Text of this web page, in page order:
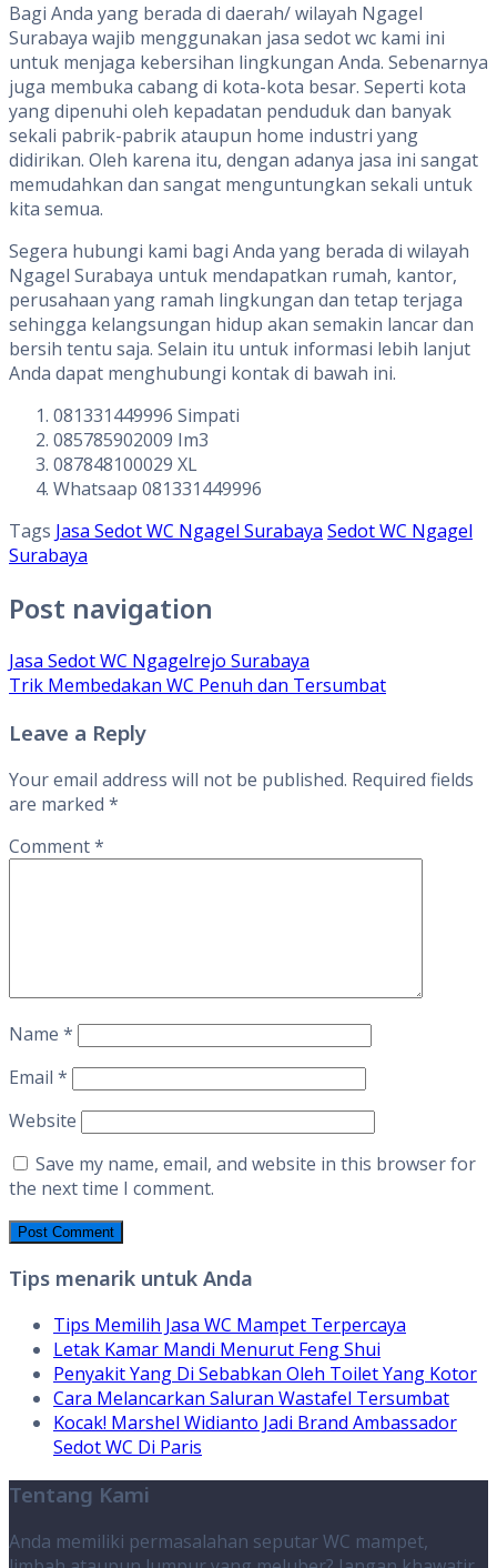
Bagi Anda yang berada di daerah/ wilayah Ngagel
Surabaya wajib menggunakan jasa sedot wc kami ini
untuk menjaga kebersihan lingkungan Anda. Sebenarnya
juga membuka cabang di kota-kota besar. Seperti kota
yang dipenuhi oleh kepadatan penduduk dan banyak
sekali pabrik-pabrik ataupun home industri yang
didirikan. Oleh karena itu, dengan adanya jasa ini sangat
memudahkan dan sangat menguntungkan sekali untuk
kita semua.
Segera hubungi kami bagi Anda yang berada di wilayah
Ngagel Surabaya untuk mendapatkan rumah, kantor,
perusahaan yang ramah lingkungan dan tetap terjaga
sehingga kelangsungan hidup akan semakin lancar dan
bersih tentu saja. Selain itu untuk informasi lebih lanjut
Anda dapat menghubungi kontak di bawah ini.
081331449996 Simpati
085785902009 Im3
087848100029 XL
Whatsaap 081331449996
Tags Jasa Sedot WC Ngagel Surabaya Sedot WC Ngagel
Surabaya
Post navigation
Jasa Sedot WC Ngagelrejo Surabaya
Trik Membedakan WC Penuh dan Tersumbat
Leave a Reply
Your email address will not be published. Required fields
are marked *
Comment*
Name *
Email *
Website
Save my name, email, and website in this browser for
the next time I comment.
Tips menarik untuk Anda
Tips Memilih Jasa WC Mampet Terpercaya
Letak Kamar Mandi Menurut Feng Shui
Penyakit Yang Di Sebabkan Oleh Toilet Yang Kotor
Cara Melancarkan Saluran Wastafel Tersumbat
Kocak! Marshel Widianto Jadi Brand Ambassador
Sedot WC Di Paris
Tentang Kami
Anda memiliki permasalahan seputar WC mampet,